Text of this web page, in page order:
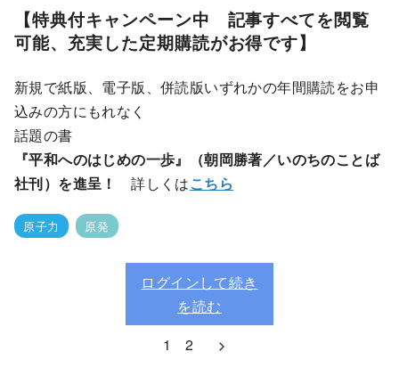
【特典付キャンペーン中 記事すべてを閲覧
可能、充実した定期購読がお得です】
新規で紙版、電子版、併読版いずれかの年間購読をお申
込みの方にもれなく
話題の書
『平和へのはじめの一歩』（朝岡勝著／いのちのことば
社刊）を進呈！
詳しくはこちら
原子力 原発
ログインして続き
を読む
1
2